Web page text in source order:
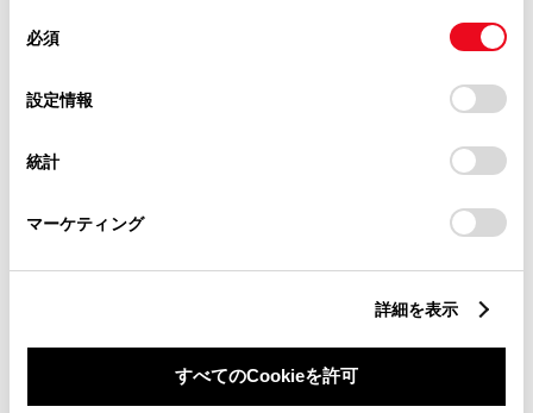
デバイスにすべてのCookie(クッキー)が保存されることに同
意したことになります。Cookie(クッキー)のオプトアウト、
設定の変更、同意を撤回したりするにあたっては、当社の
「Cookie（クッキー）情報の取り扱いについて
」をご覧くだ
必須
設定情報
統計
マーケティング
詳細を表示
すべてのCookieを許可
装備・オプション